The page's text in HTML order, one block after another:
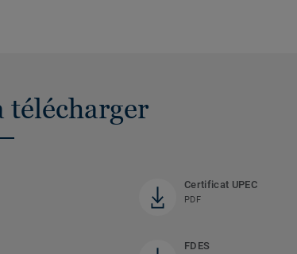
télécharger
Certificat UPEC
PDF
FDES